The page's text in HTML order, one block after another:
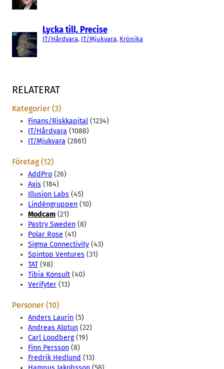
Lycka till, Precise
IT/Hårdvara, IT/Mjukvara, Krönika
RELATERAT
Kategorier (3)
Finans/Riskkapital (1234)
IT/Hårdvara (1088)
IT/Mjukvara (2861)
Företag (12)
AddPro (26)
Axis (184)
Illusion Labs (45)
Lindéngruppen (10)
Modcam (21)
Pastry Sweden (8)
Polar Rose (41)
Sigma Connectivity (43)
Spintop Ventures (31)
TAT(98)
Tibia Konsult (40)
Verifyter (13)
Personer (10)
Anders Laurin (5)
Andreas Alptun (22)
Carl Loodberg(19)
Finn Persson (8)
Fredrik Hedlund (13)